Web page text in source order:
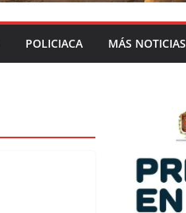
POLICIACA MÁS NOTICIAS